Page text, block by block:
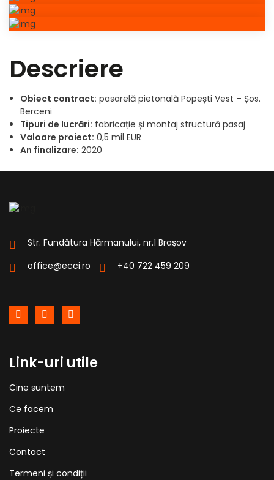
Obiect contract: pasarelă pietonală Popești Vest – Șos.
Berceni
Tipuri de lucrări: fabricație și montaj structură pasaj
Valoare proiect: 0,5 mil EUR
An finalizare: 2020
Str. Fundătura Hărmanului, nr.1 Brașov
office@ecci.ro
+40 722 459 209
Link-uri utile
Cine suntem
Ce facem
Proiecte
Contact
Termeni și condiții